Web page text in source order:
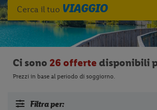
Cerca il tuo VIAGGIO
Ci sono 26 offerte disponibili
Prezzi in base al periodo di soggiorno.
Filtra per: